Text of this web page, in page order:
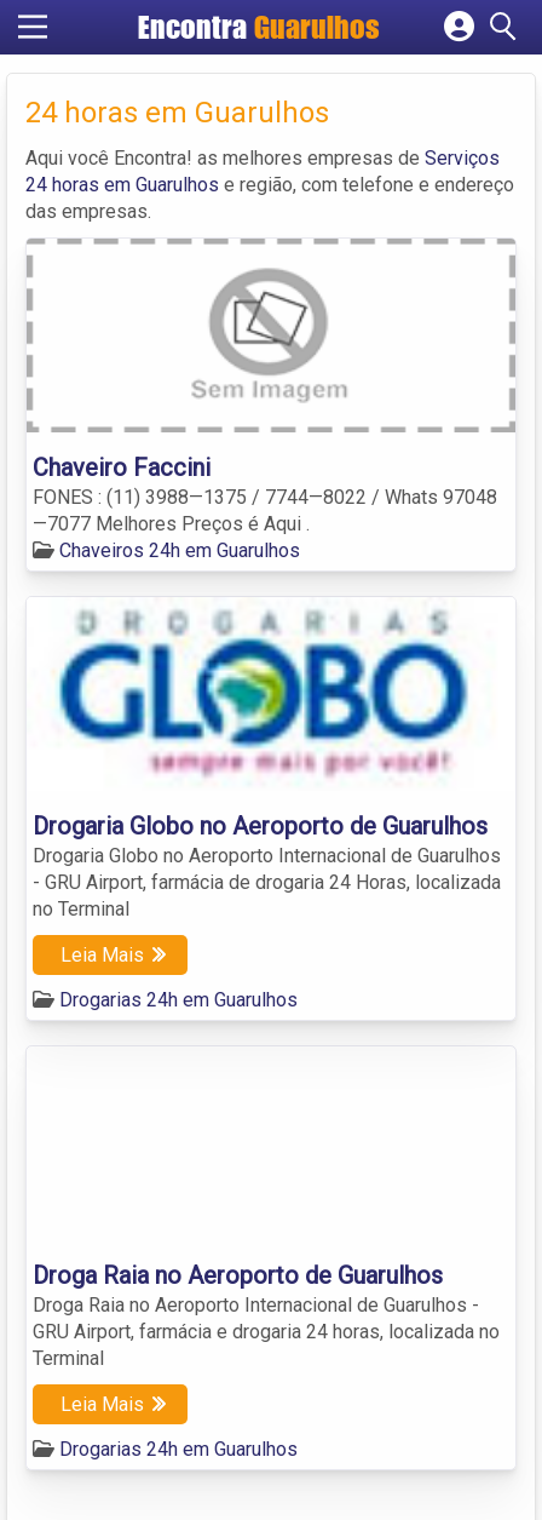
Encontra Guarulhos
Cadastrar empresa
Criar conta
24 horas em Guarulhos
Aqui você Encontra! as melhores empresas de Serviços
24 horas em Guarulhos e região, com telefone e endereço
das empresas.
Chaveiro Faccini
FONES : (11) 3988—1375 / 7744—8022 / Whats 97048
—7077 Melhores Preços é Aqui .
Chaveiros 24h em Guarulhos
Drogaria Globo no Aeroporto de Guarulhos
Drogaria Globo no Aeroporto Internacional de Guarulhos
- GRU Airport, farmácia de drogaria 24 Horas, localizada
no Terminal
Leia Mais
Drogarias 24h em Guarulhos
Droga Raia no Aeroporto de Guarulhos
Droga Raia no Aeroporto Internacional de Guarulhos -
GRU Airport, farmácia e drogaria 24 horas, localizada no
Terminal
Leia Mais
Drogarias 24h em Guarulhos